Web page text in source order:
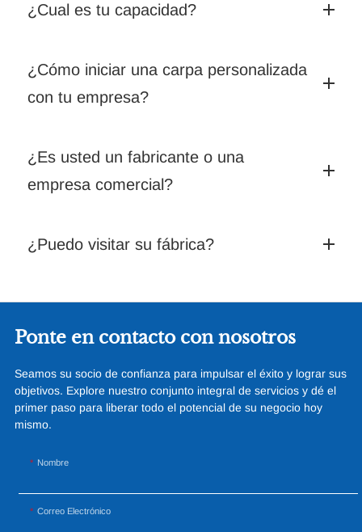
¿Cual es tu capacidad?
¿Cómo iniciar una carpa personalizada
con tu empresa?
¿Es usted un fabricante o una
empresa comercial?
¿Puedo visitar su fábrica?
Ponte en contacto con nosotros
Seamos su socio de confianza para impulsar el éxito y lograr sus
objetivos. Explore nuestro conjunto integral de servicios y dé el
primer paso para liberar todo el potencial de su negocio hoy
mismo.
Nombre
Correo Electrónico